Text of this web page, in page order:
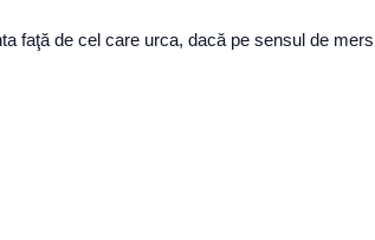
faţă de cel care urca, dacă pe sensul de